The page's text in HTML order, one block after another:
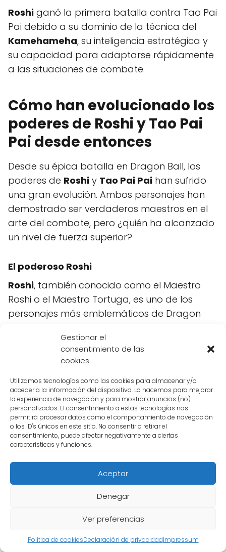
Gestionar el
consentimiento de las
cookies
Utilizamos tecnologías como las cookies para almacenar y/o
acceder a la información del dispositivo. Lo hacemos para mejorar
la experiencia de navegación y para mostrar anuncios (no)
personalizados. El consentimiento a estas tecnologías nos
permitirá procesar datos como el comportamiento de navegación
o los ID's únicos en este sitio. No consentir o retirar el
consentimiento, puede afectar negativamente a ciertas
características y funciones.
Aceptar
Denegar
Ver preferencias
Política de cookiesDeclaración de privacidadImpressum
Roshi ganó la primera batalla contra Tao Pai
Pai debido a su dominio de la técnica del
Kamehameha, su inteligencia estratégica y
su capacidad para adaptarse rápidamente
a las situaciones de combate.
Cómo han evolucionado los
poderes de Roshi y Tao Pai
Pai desde entonces
Desde su épica batalla en Dragon Ball, los
poderes de Roshi y Tao Pai Pai han sufrido
una gran evolución. Ambos personajes han
demostrado ser verdaderos maestros en el
arte del combate, pero ¿quién ha alcanzado
un nivel de fuerza superior?
El poderoso Roshi
Roshi, también conocido como el Maestro
Roshi o el Maestro Tortuga, es uno de los
personajes más emblemáticos de Dragon
en realidad es un guerrero extremadamente
A lo largo de la serie,Roshiha demostrado
una amplia gama de habilidades y técnicas.
Desde su famoso Kamehameha hasta su
capacidad para transformarse en su forma
máxima, conocida como "Muten Roshi".
Además, ha entrenado a algunos de los
héroes más poderosos del universo, como
Goku y Krilin.
, también conocido como
Mercenary Tao, es un asesino a sueldo y uno